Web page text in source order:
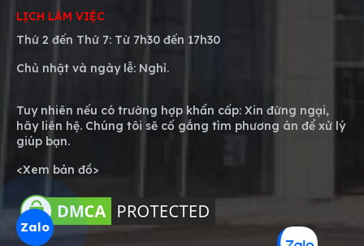
LỊCH LÀM VIỆC
Thứ 2 đến Thứ 7: Từ 7h30 đến 17h30
Chủ nhật và ngày lễ: Nghỉ.
Tuy nhiên nếu có trường hợp khẩn cấp: Xin đừng ngại,
hãy liên hệ. Chúng tôi sẽ cố gắng tìm phương án để xử lý
giúp bạn.
<Xem bản đồ>
Zalo